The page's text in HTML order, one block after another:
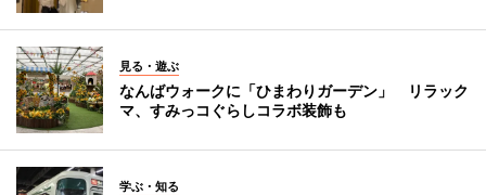
見る・遊ぶ
なんばウォークに「ひまわりガーデン」 リラック
マ、すみっコぐらしコラボ装飾も
学ぶ・知る